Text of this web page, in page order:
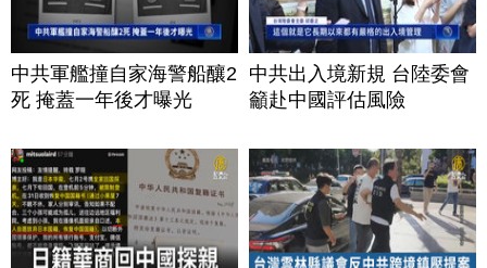
中共軍艦撞自家海警船釀2
死 掩蓋一年後才曝光
中共出入境新規 台陸委會
籲赴中國評估風險